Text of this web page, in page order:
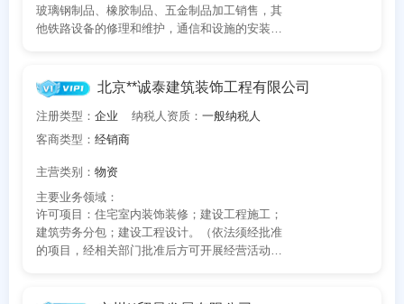
玻璃钢制品、橡胶制品、五金制品加工销售，其
他铁路设备的修理和维护，通信和设施的安装
北京**诚泰建筑装饰工程有限公司
注册类型： 企业 纳税人资质： 一般纳税人
客商类型： 经销商
主营类别： 物资
主要业务领域：
许可项目：住宅室内装饰装修；建设工程施工；
建筑劳务分包；建设工程设计。（依法须经批准
的项目，经相关部门批准后方可开展经营活动，